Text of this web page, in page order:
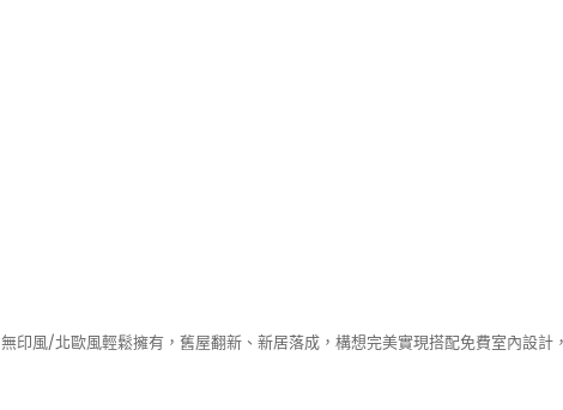
無印風/北歐風輕鬆擁有，舊屋翻新、新居落成，構想完美實現搭配免費室內設計